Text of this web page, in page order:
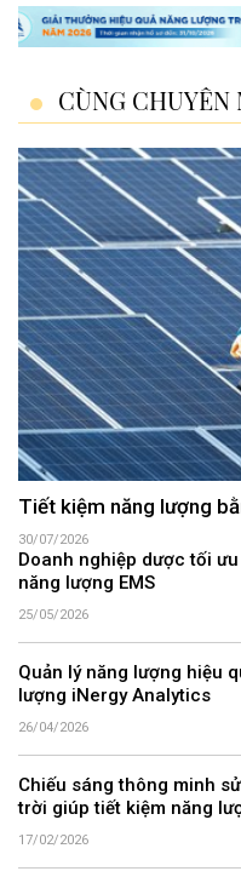
CÙNG CHUYÊN
Tiết kiệm năng lượng
30/07/2026
Doanh nghiệp dược tối
năng lượng EMS
25/05/2026
Quản lý năng lượng hiệu
lượng iNergy Analytics
26/04/2026
Chiếu sáng thông minh
trời giúp tiết kiệm năng
17/02/2026